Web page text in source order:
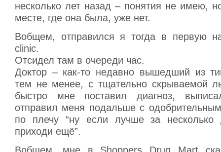
несколько лет назад – понятия не имею,
месте, где она была, уже нет.
Вобщем, отправился я тогда в первую
clinic.
Отсидел там в очереди час.
Доктор – как-то недавно вышедший из
тем не менее, с тщательно скрываемой
быстро мне поставил диагноз,
отправил меня подальше с
по плечу “ну если лучше за несколько
приходи ещё”.